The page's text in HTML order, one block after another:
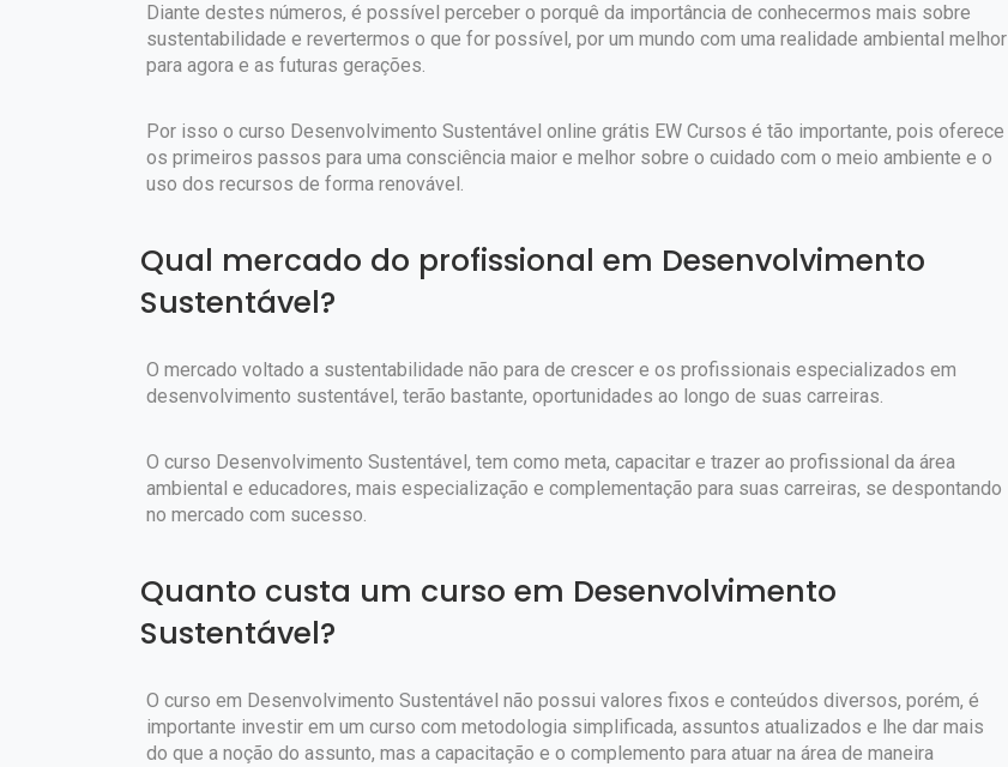
Diante destes números, é possível perceber o porquê da importância de conhecermos mais sobre
sustentabilidade e revertermos o que for possível, por um mundo com uma realidade ambiental melhor
para agora e as futuras gerações.
Por isso o curso Desenvolvimento Sustentável online grátis EW Cursos é tão importante, pois oferece
os primeiros passos para uma consciência maior e melhor sobre o cuidado com o meio ambiente e o
uso dos recursos de forma renovável.
Qual mercado do profissional em Desenvolvimento
Sustentável?
O mercado voltado a sustentabilidade não para de crescer e os profissionais especializados em
desenvolvimento sustentável, terão bastante, oportunidades ao longo de suas carreiras.
O curso Desenvolvimento Sustentável, tem como meta, capacitar e trazer ao profissional da área
ambiental e educadores, mais especialização e complementação para suas carreiras, se despontando
no mercado com sucesso.
Quanto custa um curso em Desenvolvimento
Sustentável?
O curso em Desenvolvimento Sustentável não possui valores fixos e conteúdos diversos, porém, é
importante investir em um curso com metodologia simplificada, assuntos atualizados e lhe dar mais
do que a noção do assunto, mas a capacitação e o complemento para atuar na área de maneira